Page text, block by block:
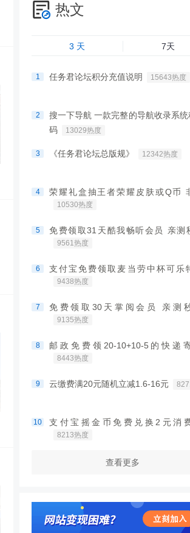
热文
3 天 7天
1 任务君论坛积分充值说明 15643热度
2
搜一下导航 一款完整的导航收录系
码
13029热度
3 《任务君论坛总版规》 12342热度
4 荣耀礼盒抽王者荣耀皮肤或Q币
10530热度
5 免费领取31天酷我畅听会员 亲测
9561热度
6 支付宝免费领取麦当劳中杯可乐
9438热度
7 免费领取30天掌阅会员 亲测
9135热度
8 邮政免费领20-10+10-5的快递
8443热度
9 云缴费满20元随机立减1.6-16元
10 支付宝摇金币免费兑换2元消
8213热度
查看更多